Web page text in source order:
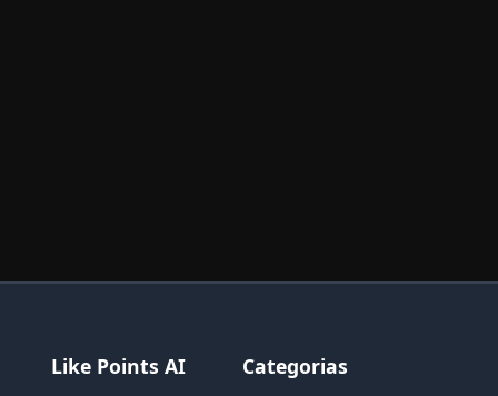
Like Points AI Categorias